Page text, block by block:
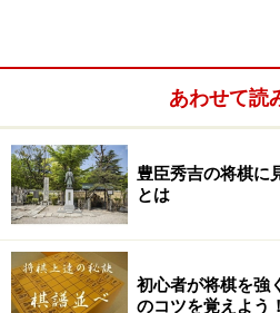
「FINAL」にふさわしく「電王
(過去記事)」、「電王AWAKE(
円！」などの関連イベントが花
団体戦。なんと振り駒は元チ
スパロフ氏。かつて、人類代
チェス専用コンピュータディー
あわせて読
豊臣秀吉の将棋に
とは
初心者が将棋を強
のコツを覚えよう！